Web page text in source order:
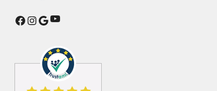
Facebook
Instagram
Google